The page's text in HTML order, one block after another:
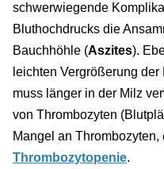
schwerwiegende
Bluthochdrucks die
Bauchhöhle (Aszites).
leichten Vergrößerung der
muss länger in der Milz
von Thrombozyten
Mangel an
Thrombozytopenie.